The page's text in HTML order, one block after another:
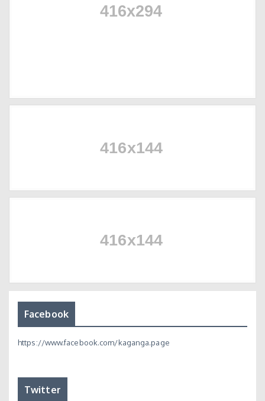
Facebook
https://www.facebook.com/kaganga.page
Twitter